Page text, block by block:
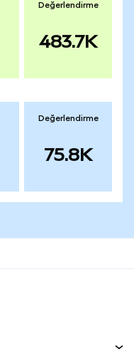
Değerlendirme
483.7K
Değerlendirme
75.8K